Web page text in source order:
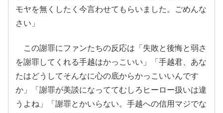
pic.twitter.com/p7GIzjSsc7
May 26,
2017
2017年5月28日
モヤを無くしたく今言わせてもらいました。ごめんな
さい」
この謝罪にファンたちの反応は「失敗と後悔と弱さ
を謝罪してくれる手越はかっこいい」「手越君、あな
たはどうしてそんなに心の底からかっこいいんです
か」「謝罪が美談になっててむしろヒーロー扱いは違
うよね」「謝罪とかいらない。手越への信用マジでな